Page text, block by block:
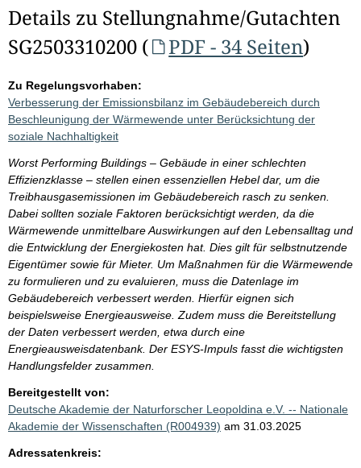
Details zu Stellungnahme/Gutachten
SG2503310200 (
PDF - 34 Seiten)
Zu Regelungsvorhaben:
Verbesserung der Emissionsbilanz im Gebäudebereich durch
Beschleunigung der Wärmewende unter Berücksichtung der
soziale Nachhaltigkeit
Worst Performing Buildings – Gebäude in einer schlechten
Effizienzklasse – stellen einen essenziellen Hebel dar, um die
Treibhausgasemissionen im Gebäudebereich rasch zu senken.
Dabei sollten soziale Faktoren berücksichtigt werden, da die
Wärmewende unmittelbare Auswirkungen auf den Lebensalltag und
die Entwicklung der Energiekosten hat. Dies gilt für selbstnutzende
Eigentümer sowie für Mieter. Um Maßnahmen für die Wärmewende
zu formulieren und zu evaluieren, muss die Datenlage im
Gebäudebereich verbessert werden. Hierfür eignen sich
beispielsweise Energieausweise. Zudem muss die Bereitstellung
der Daten verbessert werden, etwa durch eine
Energieausweisdatenbank. Der ESYS-Impuls fasst die wichtigsten
Handlungsfelder zusammen.
Bereitgestellt von:
Deutsche Akademie der Naturforscher Leopoldina e.V. -- Nationale
Akademie der Wissenschaften (R004939) am 31.03.2025
Adressatenkreis: